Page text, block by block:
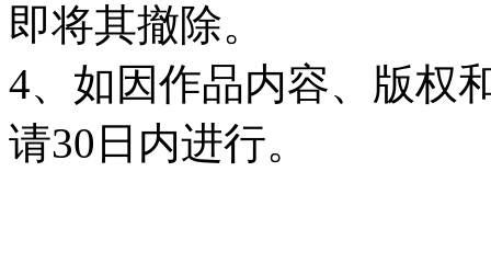
即将其撤除。
4、如因作品内容、版权
请30日内进行。